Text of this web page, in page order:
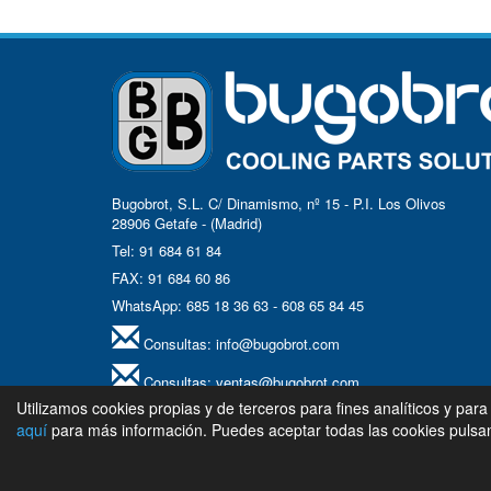
Bugobrot, S.L. C/ Dinamismo, nº 15 - P.I. Los Olivos
28906 Getafe - (Madrid)
Tel: 91 684 61 84
FAX: 91 684 60 86
WhatsApp: 685 18 36 63 - 608 65 84 45
Consultas: info@bugobrot.com
Consultas:ventas@bugobrot.com
Síguenos en LinkedIn...
Utilizamos cookies propias y de terceros para fines analíticos y
aquí para más información. Puedes aceptar todas las cookies